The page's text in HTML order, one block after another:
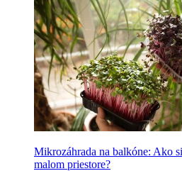
Mikrozáhrada na balkóne: Ako
malom priestore?